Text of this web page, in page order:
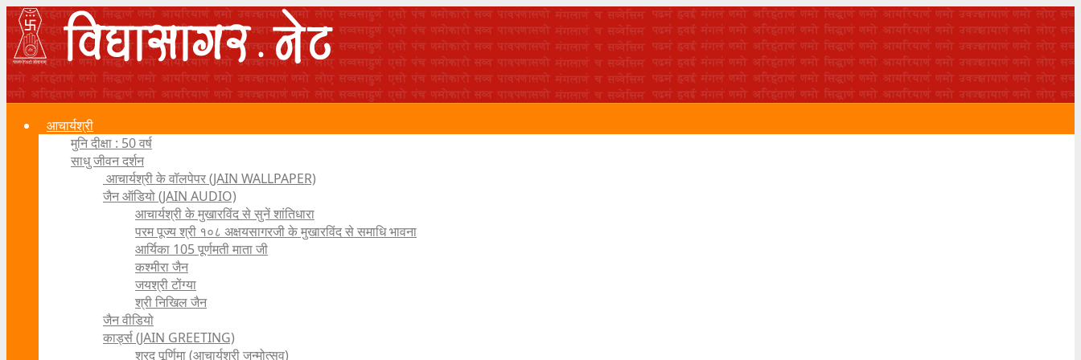
आचार्यश्री
मुनि दीक्षा : 50 वर्ष
साधु जीवन दर्शन
आचार्यश्री के वॉलपेपर (JAIN WALLPAPER)
जैन ऑडियो (JAIN AUDIO)
आचार्यश्री के मुखारविंद से सुनें शांतिधारा
परम पूज्य श्री १०८ अक्षयसागरजी के मुखारविंद से समाधि भावना
आर्यिका 105 पूर्णमती माता जी
कश्मीरा जैन
जयश्री टोंग्या
श्री निखिल जैन
जैन वीडियो
कार्ड्स (JAIN GREETING)
शरद पूर्णिमा (आचार्यश्री जन्मोत्सव)